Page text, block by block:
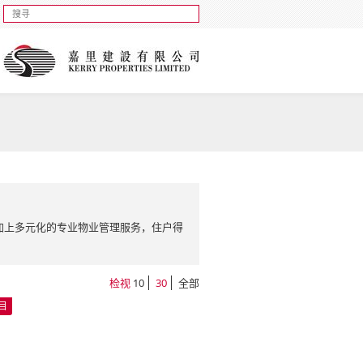
多元化的专业物业管理服务，住户得
检视 10 30 全部